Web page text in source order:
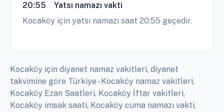
20:55
Yatsı namazı vakti
Kocaköy için yatsı namazı saat 20:55 geçedir.
Kocaköy için diyanet namaz vakitleri, diyanet
takvimine göre Türkiye - Kocaköy namaz vakitleri,
Kocaköy Ezan Saatleri, Kocaköy İftar vakitleri,
Kocaköy imsak saati, Kocaköy cuma namazı vakti,